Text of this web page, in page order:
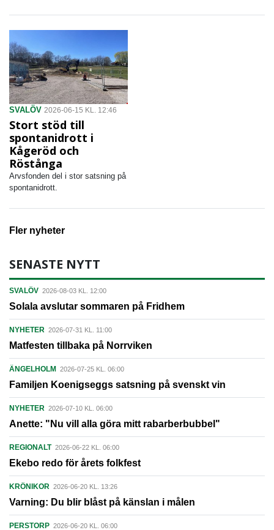
SVALÖV 2026-06-15 KL. 12:46
Stort stöd till
spontanidrott i
Kågeröd och
Röstånga
Arvsfonden del i stor satsning på
spontanidrott.
Fler nyheter
SENASTE NYTT
SVALÖV 2026-08-03 KL. 12:00
Solala avslutar sommaren på Fridhem
NYHETER 2026-07-31 KL. 11:00
Matfesten tillbaka på Norrviken
ÄNGELHOLM 2026-07-25 KL. 06:00
Familjen Koenigseggs satsning på svenskt vin
NYHETER 2026-07-10 KL. 06:00
Anette: "Nu vill alla göra mitt rabarberbubbel"
REGIONALT 2026-06-22 KL. 06:00
Ekebo redo för årets folkfest
KRÖNIKOR 2026-06-20 KL. 13:26
Varning: Du blir blåst på känslan i målen
PERSTORP 2026-06-20 KL. 06:00